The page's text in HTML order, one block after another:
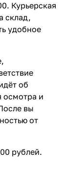
Курьерская
склад,
удобное
об
осмотра и
вы
от
рублей.